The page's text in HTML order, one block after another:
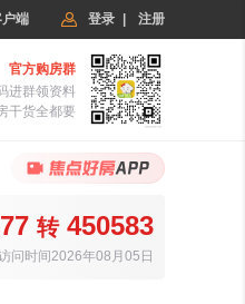
端  登录 注册
官方购房群
进群领资料
干货全都要
转450583
问时间2026年08月05日